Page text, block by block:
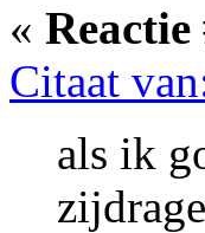
« Reactie
Citaat
als ik